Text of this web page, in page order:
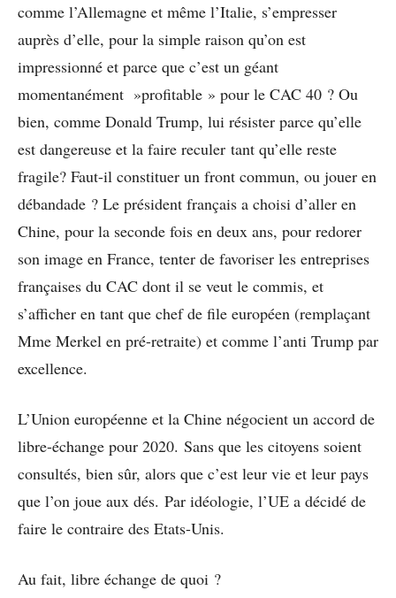
comme l’Allemagne et même l’Italie, s’empresser
auprès d’elle, pour la simple raison qu’on est
impressionné et parce que c’est un géant
momentanément »profitable » pour le CAC 40 ? Ou
bien, comme Donald Trump, lui résister parce qu’elle
est dangereuse et la faire reculer tant qu’elle reste
fragile? Faut-il constituer un front commun, ou jouer en
débandade ? Le président français a choisi d’aller en
Chine, pour la seconde fois en deux ans, pour redorer
son image en France, tenter de favoriser les entreprises
françaises du CAC dont il se veut le commis, et
s’afficher en tant que chef de file européen (remplaçant
Mme Merkel en pré-retraite) et comme l’anti Trump par
excellence.
L’Union européenne et la Chine négocient un accord de
libre-échange pour 2020. Sans que les citoyens soient
consultés, bien sûr, alors que c’est leur vie et leur pays
que l’on joue aux dés. Par idéologie, l’UE a décidé de
faire le contraire des Etats-Unis.
Au fait, libre échange de quoi ?